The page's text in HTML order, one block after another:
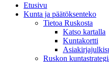
Etusivu
Kunta ja päätöksenteko
Tietoa Ruskosta
Katso kartalla
Kuntakortti
Ruskon